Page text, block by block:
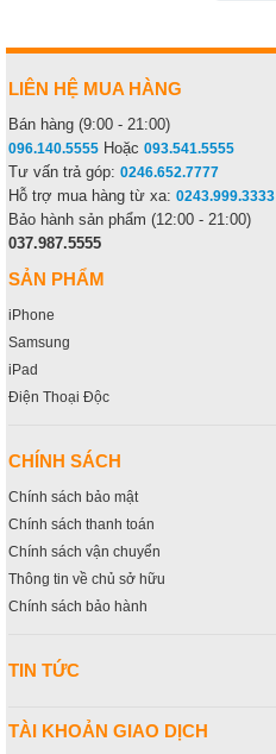
LIÊN HỆ MUA HÀNG
Bán hàng (9:00 - 21:00)
096.140.5555 Hoặc093.541.5555
Tư vấn trả góp:0246.652.7777
Hỗ trợ mua hàng từ xa:0243.999.3333
Bảo hành sản phẩm (12:00 - 21:00)
037.987.5555
SẢN PHẨM
iPhone
Samsung
iPad
Điện Thoại Độc
CHÍNH SÁCH
Chính sách bảo mật
Chính sách thanh toán
Chính sách vận chuyển
Thông tin về chủ sở hữu
Chính sách bảo hành
TIN TỨC
TÀI KHOẢN GIAO DỊCH